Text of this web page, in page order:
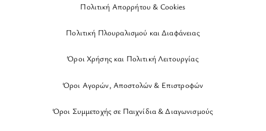
Πολιτική Απορρήτου & Cookies
Πολιτική Πλουραλισμού και Διαφάνειας
Όροι Χρήσης και Πολιτική Λειτουργίας
Όροι Αγορών, Αποστολών & Επιστροφών
Όροι Συμμετοχής σε Παιχνίδια & Διαγωνισμούς